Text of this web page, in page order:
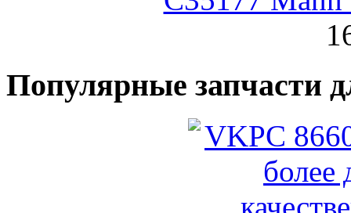
Популярные запчасти